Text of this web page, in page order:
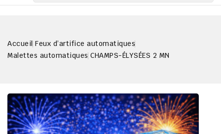
Accueil Feux d’artifice automatiques
Malettes automatiques CHAMPS-ÉLYSÉES 2 MN